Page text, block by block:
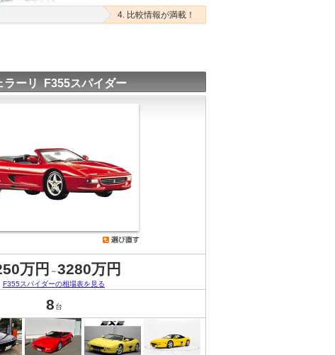
4. 比較情報が満載！
ラーリ F355スパイダー
万円 ～3280万円
F355スパイダーの相場表を見る
8 台